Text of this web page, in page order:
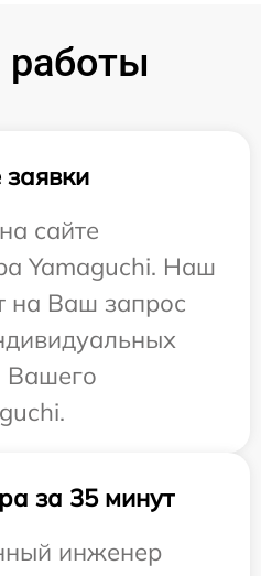
сайте
Yamaguchi. Наш
на Ваш запрос
Вашего
за 35 минут
инженер